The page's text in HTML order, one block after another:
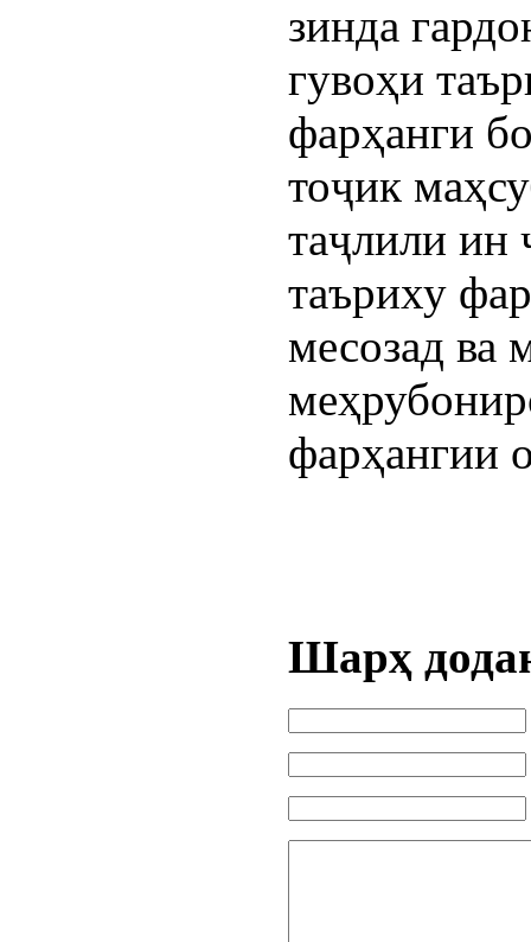
зинда
гувоҳи
фарҳанги
тоҷик
таҷлили ин
таъриху
месозад ва
фарҳангии
Шарҳ